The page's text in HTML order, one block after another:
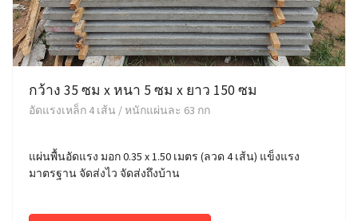
กว้าง 35 ซม x หนา 5 ซม x ยาว 150 ซม
อัดแรงเหล็ก 4 เส้น / หนักแผ่นละ 63 กก
แผ่นพื้นอัดแรง มอก 0.35 x 1.50 เมตร (ลวด 4 เส้น) แข็งแรง
มาตรฐาน จัดส่งไว จัดส่งถึงบ้าน